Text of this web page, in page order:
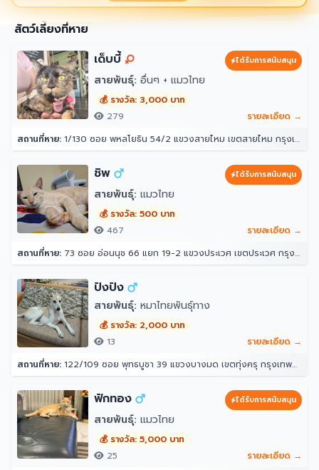
สัตว์เลี้ยงที่หาย
เด็บบี้
ได้รับการสนับสนุน
สายพันธุ์: อื่นๆ + แมวไทย
💰 รางวัล: 3,000 บาท
279
รายละเอียด →
สถานที่หาย: 1/130 ซอย พหลโยธิน 54/2 แขวงสายไหม เขตสายไหม กรุงเทพมหานคร 10220
ชิพ ได้รับการสนับสนุน
สายพันธุ์: แมวไทย
💰 รางวัล: 500 บาท
467
รายละเอียด →
สถานที่หาย: 73 ซอย อ่อนนุช 66 แยก 19-2 แขวงประเวศ เขตประเวศ กรุงเทพมหานคร 10250
ปังปัง
สายพันธุ์: หมาไทยพันธุ์ทาง
💰 รางวัล: 2,000 บาท
13
รายละเอียด →
สถานที่หาย: 122/109 ซอย พุทธบูชา 39 แขวงบางมด เขตทุ่งครุ กรุงเทพมหานคร 10140
ฟักทอง ได้รับการสนับสนุน
สายพันธุ์: แมวไทย
💰 รางวัล: 5,000 บาท
25
รายละเอียด →